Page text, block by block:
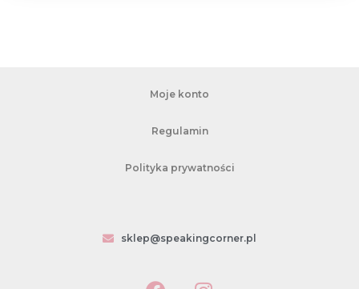
Moje konto
Regulamin
Polityka prywatności
sklep@speakingcorner.pl